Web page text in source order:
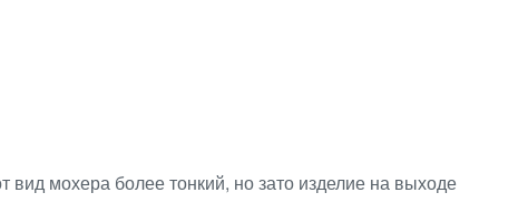
вид мохера более тонкий, но зато изделие на выходе